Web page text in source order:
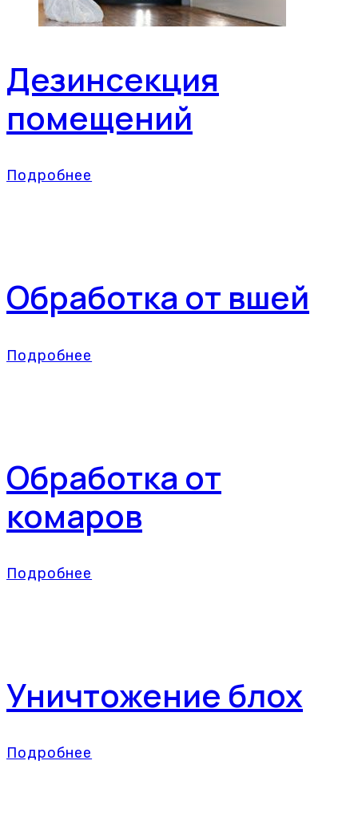
Дезинсекция
помещений
Подробнее
Обработка от вшей
Подробнее
Обработка от
комаров
Подробнее
Уничтожение блох
Подробнее